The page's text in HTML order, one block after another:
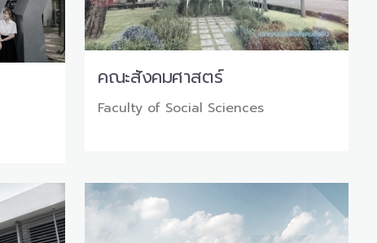
คณะสังคมศาสตร์
Faculty of Social Sciences